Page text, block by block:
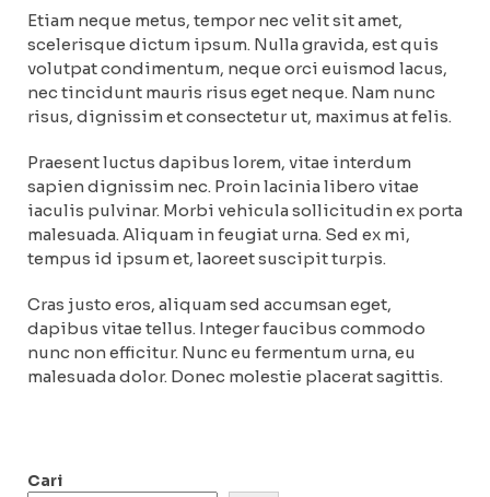
Etiam neque metus, tempor nec velit sit amet,
scelerisque dictum ipsum. Nulla gravida, est quis
volutpat condimentum, neque orci euismod lacus,
nec tincidunt mauris risus eget neque. Nam nunc
risus, dignissim et consectetur ut, maximus at felis.
Praesent luctus dapibus lorem, vitae interdum
sapien dignissim nec. Proin lacinia libero vitae
iaculis pulvinar. Morbi vehicula sollicitudin ex porta
malesuada. Aliquam in feugiat urna. Sed ex mi,
tempus id ipsum et, laoreet suscipit turpis.
Cras justo eros, aliquam sed accumsan eget,
dapibus vitae tellus. Integer faucibus commodo
nunc non efficitur. Nunc eu fermentum urna, eu
malesuada dolor. Donec molestie placerat sagittis.
Cari